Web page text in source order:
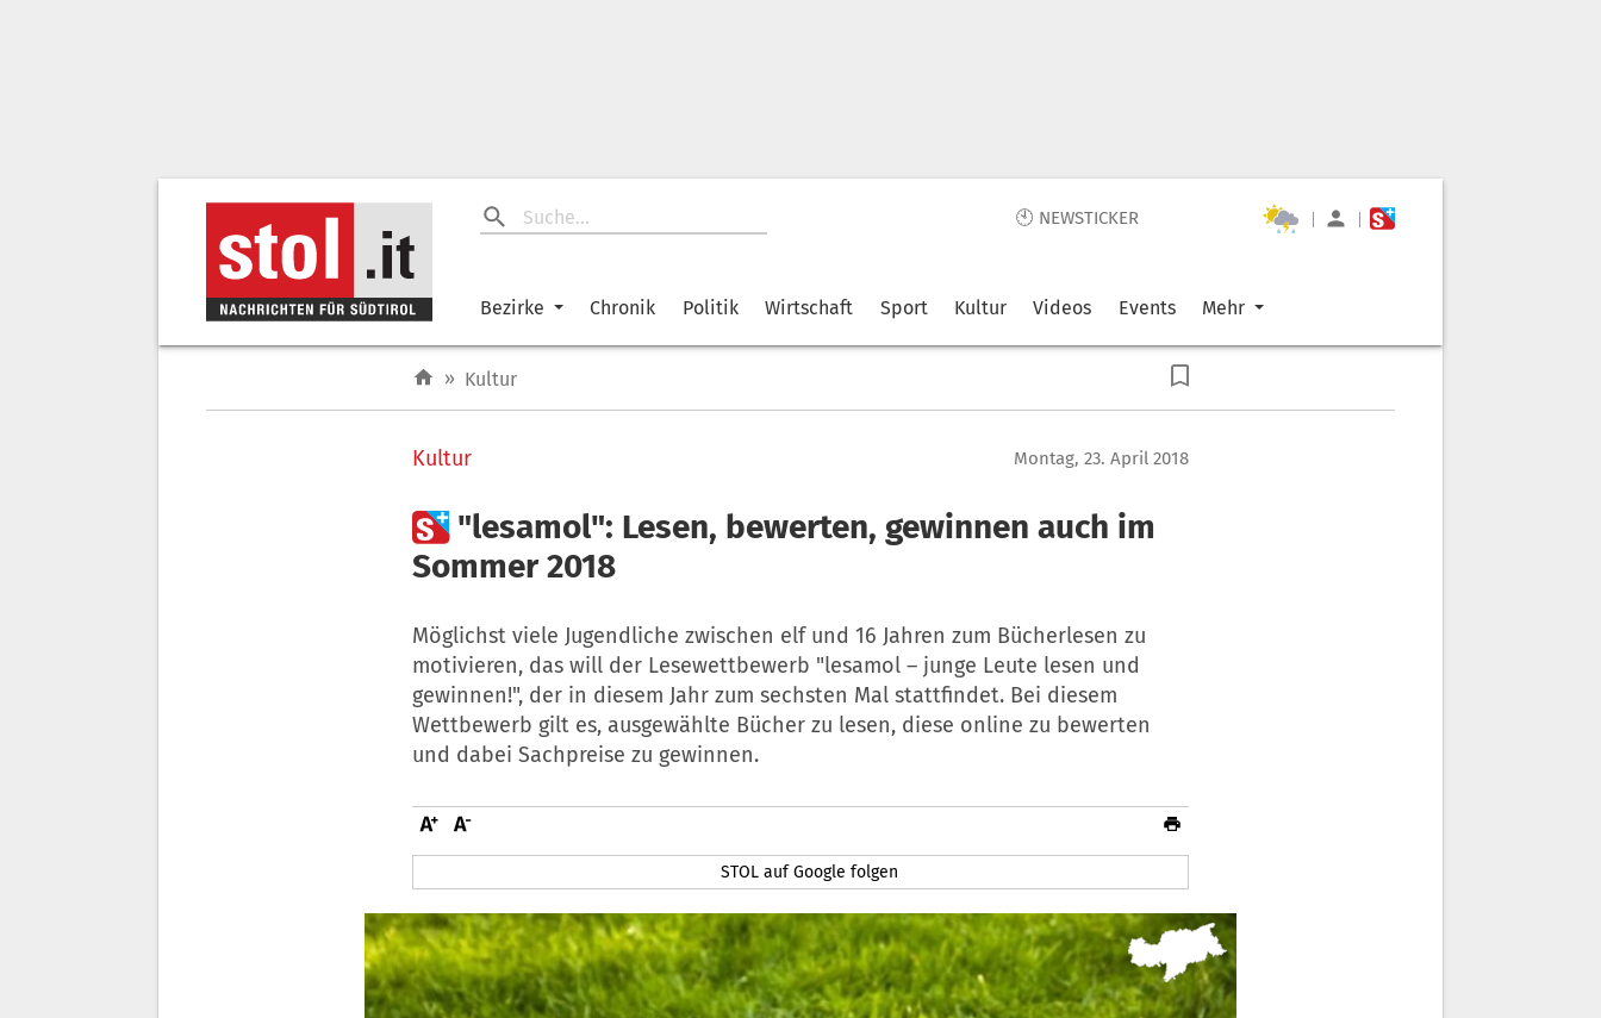
🕙 NEWSTICKER | |
Bezirke Chronik Politik Wirtschaft Sport Kultur Videos Events Mehr
» Kultur
Kultur Montag, 23. April 2018
 "lesamol": Lesen, bewerten, gewinnen auch im
Sommer 2018
Möglichst viele Jugendliche zwischen elf und 16 Jahren zum Bücherlesen zu
motivieren, das will der Lesewettbewerb "lesamol – junge Leute lesen und
gewinnen!", der in diesem Jahr zum sechsten Mal stattfindet. Bei diesem
Wettbewerb gilt es, ausgewählte Bücher zu lesen, diese online zu bewerten
und dabei Sachpreise zu gewinnen.
STOL auf Google folgen